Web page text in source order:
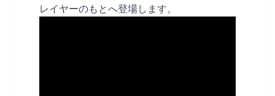
レイヤーのもとへ登場します。